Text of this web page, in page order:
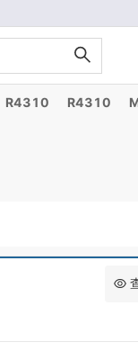
R4310 R4310